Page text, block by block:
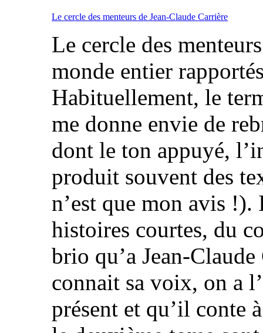
Le cercle des menteurs de Jean-Claude Carrière
Le cercle des
monde entier
Habituellement, le
me donne envie de
dont le ton appuyé,
produit souvent des
n’est que mon avis
histoires courtes, du
brio qu’a Jean-
connait sa voix, on a
présent et qu’il conte